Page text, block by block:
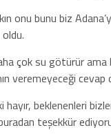
onu bunu biz
oldu.
çok su götürür ama
veremeyeceği
hayır, beklenenleri
teşekkür